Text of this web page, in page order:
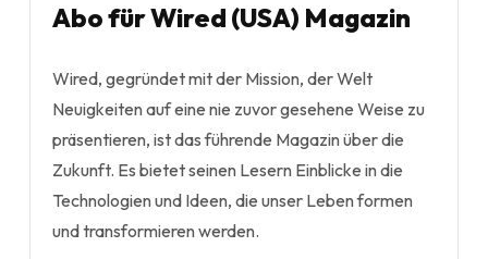
Abo für Wired (USA) Magazin
Wired, gegründet mit der Mission, der Welt
Neuigkeiten auf eine nie zuvor gesehene Weise zu
präsentieren, ist das führende Magazin über die
Zukunft. Es bietet seinen Lesern Einblicke in die
Technologien und Ideen, die unser Leben formen
und transformieren werden.